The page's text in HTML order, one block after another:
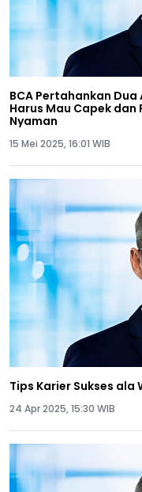
BCA Pertahankan
Harus Mau Capek
Nyaman
15 Mei 2025, 16:01 WIB
Tips Karier Sukses ala
24 Apr 2025, 15:30 WIB